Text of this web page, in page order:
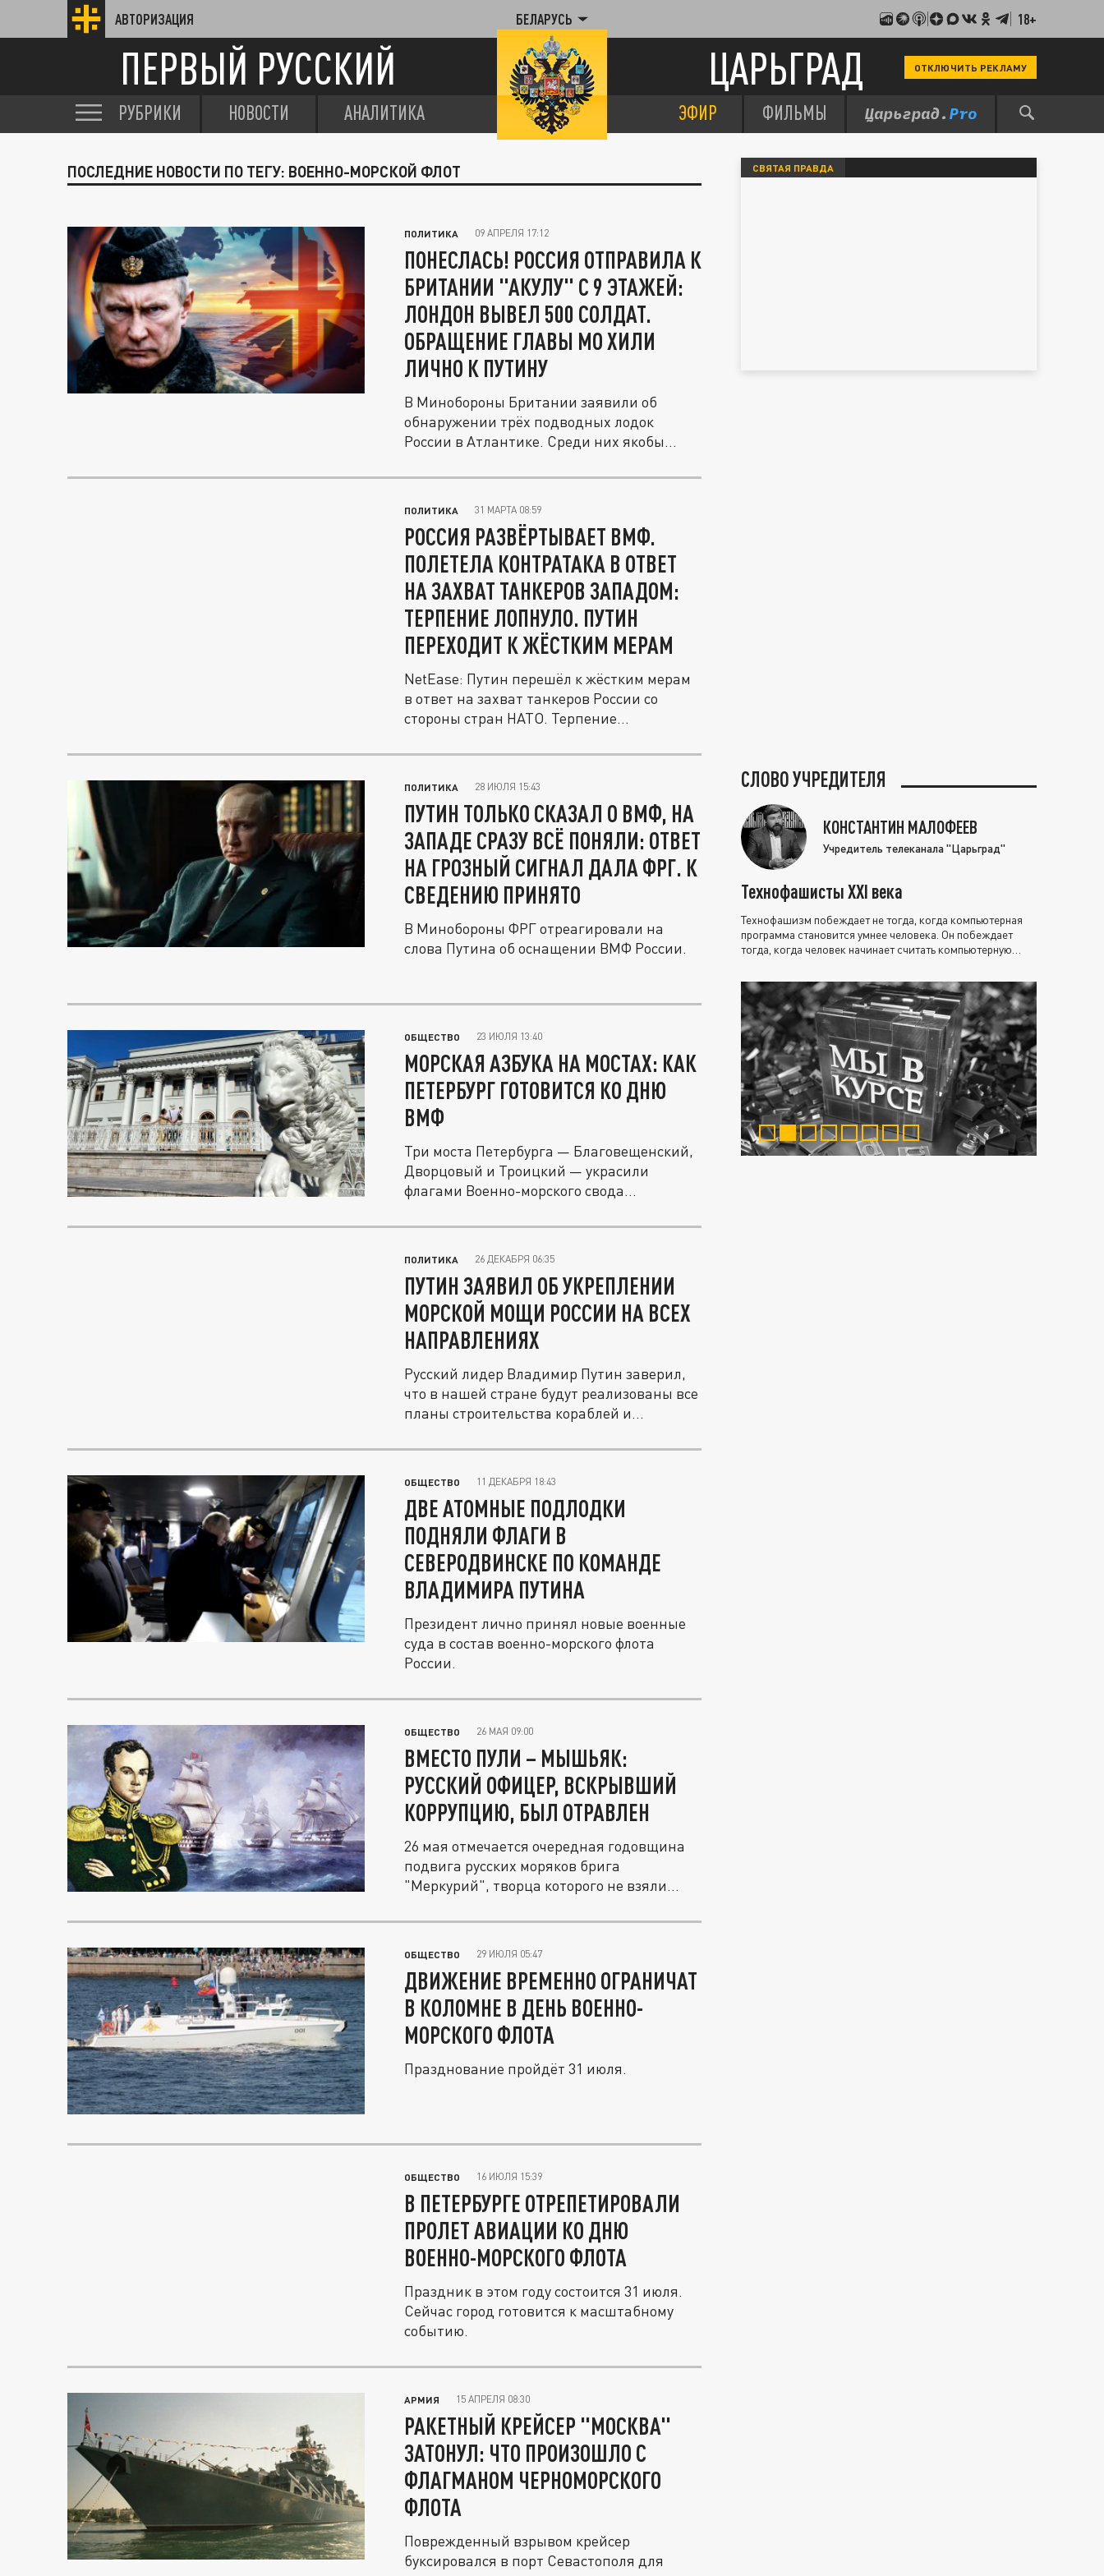
АВТОРИЗАЦИЯ БЕЛАРУСЬ 18+
ПЕРВЫЙ РУССКИЙ ЦАРЬГРАД ОТКЛЮЧИТЬ РЕКЛАМУ
РУБРИКИ НОВОСТИ АНАЛИТИКА ЭФИР ФИЛЬМЫ
ПОСЛЕДНИЕ НОВОСТИ ПО ТЕГУ: ВОЕННО-МОРСКОЙ ФЛОТ
ПОЛИТИКА 09 АПРЕЛЯ 17:12
ПОНЕСЛАСЬ! РОССИЯ ОТПРАВИЛА К
БРИТАНИИ "АКУЛУ" С 9 ЭТАЖЕЙ:
ЛОНДОН ВЫВЕЛ 500 СОЛДАТ.
ОБРАЩЕНИЕ ГЛАВЫ МО ХИЛИ
ЛИЧНО К ПУТИНУ
В Минобороны Британии заявили об
обнаружении трёх подводных лодок
России в Атлантике. Среди них якобы
ПОЛИТИКА 31 МАРТА 08:59
РОССИЯ РАЗВЁРТЫВАЕТ ВМФ.
ПОЛЕТЕЛА КОНТРАТАКА В ОТВЕТ
НА ЗАХВАТ ТАНКЕРОВ ЗАПАДОМ:
ТЕРПЕНИЕ ЛОПНУЛО. ПУТИН
ПЕРЕХОДИТ К ЖЁСТКИМ МЕРАМ
NetEase: Путин перешёл к жёстким мерам
в ответ на захват танкеров России со
стороны стран НАТО. Терпение...
ПОЛИТИКА 28 ИЮЛЯ 15:43
ПУТИН ТОЛЬКО СКАЗАЛ О ВМФ, НА
ЗАПАДЕ СРАЗУ ВСЁ ПОНЯЛИ: ОТВЕТ
НА ГРОЗНЫЙ СИГНАЛ ДАЛА ФРГ. К
СВЕДЕНИЮ ПРИНЯТО
В Минобороны ФРГ отреагировали на
слова Путина об оснащении ВМФ России.
ОБЩЕСТВО 23 ИЮЛЯ 13:40
МОРСКАЯ АЗБУКА НА МОСТАХ: КАК
ПЕТЕРБУРГ ГОТОВИТСЯ КО ДНЮ
ВМФ
Три моста Петербурга — Благовещенский,
Дворцовый и Троицкий — украсили
флагами Военно-морского свода
ПОЛИТИКА 26 ДЕКАБРЯ 06:35
ПУТИН ЗАЯВИЛ ОБ УКРЕПЛЕНИИ
МОРСКОЙ МОЩИ РОССИИ НА ВСЕХ
НАПРАВЛЕНИЯХ
Русский лидер Владимир Путин заверил,
что в нашей стране будут реализованы все
планы строительства кораблей и...
ОБЩЕСТВО 11 ДЕКАБРЯ 18:43
ДВЕ АТОМНЫЕ ПОДЛОДКИ
ПОДНЯЛИ ФЛАГИ В
СЕВЕРОДВИНСКЕ ПО КОМАНДЕ
ВЛАДИМИРА ПУТИНА
Президент лично принял новые военные
суда в состав военно-морского флота
России.
ОБЩЕСТВО 26 МАЯ 09:00
ВМЕСТО ПУЛИ – МЫШЬЯК:
РУССКИЙ ОФИЦЕР, ВСКРЫВШИЙ
КОРРУПЦИЮ, БЫЛ ОТРАВЛЕН
26 мая отмечается очередная годовщина
подвига русских моряков брига
"Меркурий", творца которого не взяли...
ОБЩЕСТВО 29 ИЮЛЯ 05:47
ДВИЖЕНИЕ ВРЕМЕННО ОГРАНИЧАТ
В КОЛОМНЕ В ДЕНЬ ВОЕННО-
МОРСКОГО ФЛОТА
Празднование пройдёт 31 июля.
ОБЩЕСТВО 16 ИЮЛЯ 15:39
В ПЕТЕРБУРГЕ ОТРЕПЕТИРОВАЛИ
ПРОЛЕТ АВИАЦИИ КО ДНЮ
ВОЕННО-МОРСКОГО ФЛОТА
Праздник в этом году состоится 31 июля.
Сейчас город готовится к масштабному
событию.
АРМИЯ 15 АПРЕЛЯ 08:30
РАКЕТНЫЙ КРЕЙСЕР "МОСКВА"
ЗАТОНУЛ: ЧТО ПРОИЗОШЛО С
ФЛАГМАНОМ ЧЕРНОМОРСКОГО
ФЛОТА
Поврежденный взрывом крейсер
буксировался в порт Севастополя для
СВЯТАЯ ПРАВДА
СЛОВО УЧРЕДИТЕЛЯ
КОНСТАНТИН МАЛОФЕЕВ
Учредитель телеканала "Царьград"
Технофашисты XXI века
Технофашизм побеждает не тогда, когда компьютерная
программа становится умнее человека. Он побеждает
тогда, когда человек начинает считать компьютерную